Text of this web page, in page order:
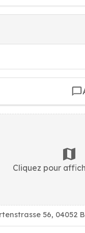
Cliquez pour
56, 04052